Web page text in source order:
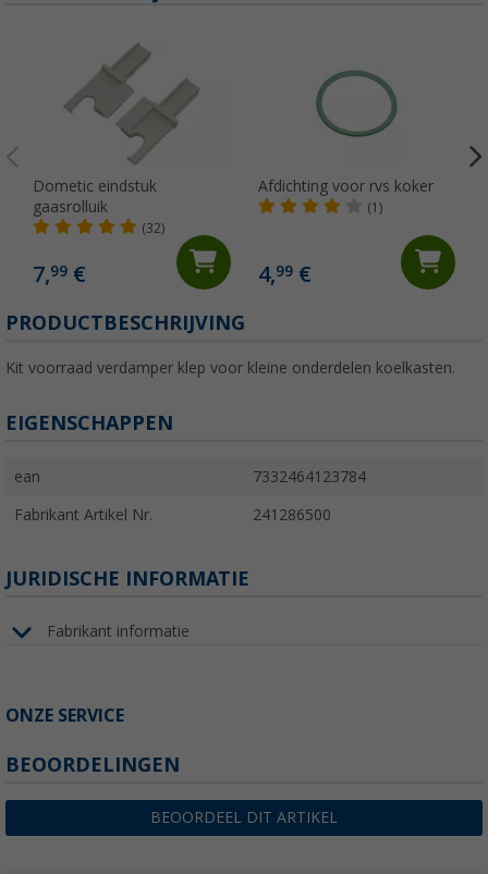
Dometic eindstuk
gaasrolluik
(32)
7,99 €
Afdichting voor rvs koker
(1)
4,99€
PRODUCTBESCHRIJVING
Kit voorraad verdamper klep voor kleine onderdelen koelkasten.
EIGENSCHAPPEN
ean 7332464123784
Fabrikant Artikel Nr. 241286500
JURIDISCHE INFORMATIE
Fabrikant informatie
ONZE SERVICE
BEOORDELINGEN
BEOORDEEL DIT ARTIKEL